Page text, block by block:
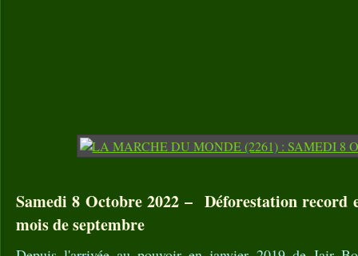
Samedi 8 Octobre 2022 – Déforestation record
mois de septembre